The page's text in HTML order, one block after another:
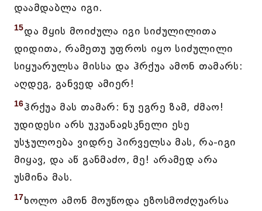
დაამდაბლა იგი.
15და მყის მოიძულა იგი სიძულილითა
დიდითა, რამეთუ უფროს იყო სიძულილი
სიყუარულსა მისსა და ჰრქუა ამონ თამარს:
აღდეგ, განვედ ამიერ!
16ჰრქუა მას თამარ: ნუ ეგრე ზამ, ძმაო!
უდიდესი არს უკუანაჲსკნელი ესე
უსჯულოება ვიდრე პირველსა მას, რა-იგი
მიყავ, და აწ განმაძო, მე! არამედ არა
უსმინა მას.
17ხოლო ამონ მოუწოდა ეზოსმოძღუარსა